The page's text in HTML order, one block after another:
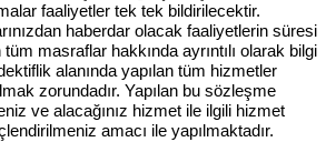
faaliyetler tek tek bildirilecektir.
haberdar olacak faaliyetlerin süresi
masraflar hakkında ayrıntılı olarak bilgi
alanında yapılan tüm hizmetler
zorundadır. Yapılan bu sözleşme
ve alacağınız hizmet ile ilgili hizmet
amacı ile yapılmaktadır.